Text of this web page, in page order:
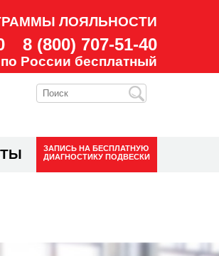
ЛОЯЛЬНОСТИ
8 (800) 707-51-40
России бесплатный
ЗАПИСЬ НА БЕСПЛАТНУЮ
ДИАГНОСТИКУ ПОДВЕСКИ